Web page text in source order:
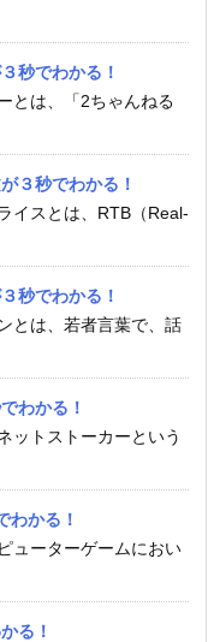
秒でわかる！
とは、「2ちゃんねる
３秒でわかる！
イスとは、RTB（Real-
秒でわかる！
とは、若者言葉で、話
わかる！
ットストーカーという
わかる！
ューターゲームにおい
る！